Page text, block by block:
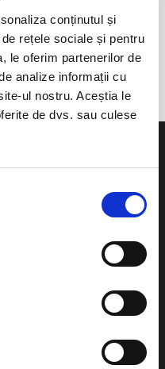
conținutul și
rețele sociale și pentru
le oferim partenerilor de
analize informații cu
ul nostru. Aceștia le
de dvs. sau culese